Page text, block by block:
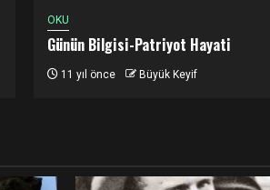
OKU
Günün Bilgisi-Patriyot Hayati
11 yıl önce Büyük Keyif